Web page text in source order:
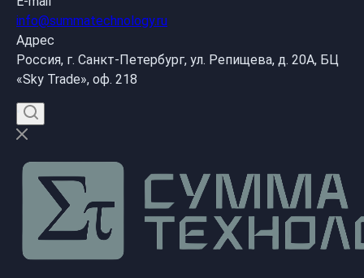
info@summatechnology.ru
Адрес
Россия, г. Санкт-Петербург, ул. Репищева, д. 20А, БЦ
«Sky Trade», оф. 218